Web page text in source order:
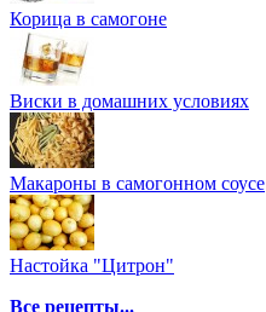
Корица в самогоне
Виски в домашних условиях
Макароны в самогонном соусе
Настойка "Цитрон"
Все рецепты...